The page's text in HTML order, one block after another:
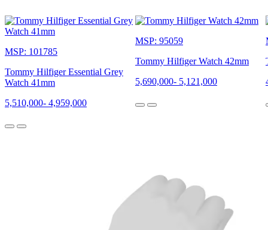
MSP: 101785
Tommy Hilfiger Essential Grey
Watch 41mm
5,510,000- 4,959,000
MSP: 95059
Tommy Hilfiger Watch 42mm
5,690,000- 5,121,000